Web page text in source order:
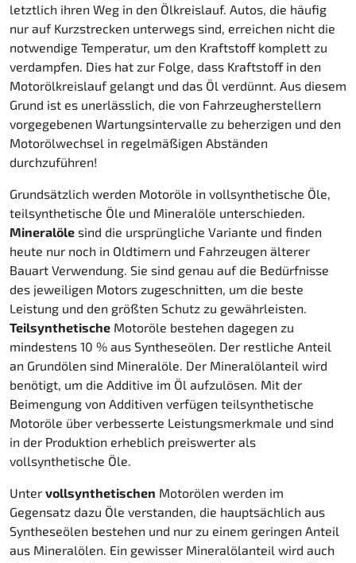
letztlich ihren Weg in den Ölkreislauf. Autos, die häufig
nur auf Kurzstrecken unterwegs sind, erreichen nicht die
notwendige Temperatur, um den Kraftstoff komplett zu
verdampfen. Dies hat zur Folge, dass Kraftstoff in den
Motorölkreislauf gelangt und das Öl verdünnt. Aus diesem
Grund ist es unerlässlich, die von Fahrzeugherstellern
vorgegebenen Wartungsintervalle zu beherzigen und den
Motorölwechsel in regelmäßigen Abständen
durchzuführen!
Grundsätzlich werden Motoröle in vollsynthetische Öle,
teilsynthetische Öle und Mineralöle unterschieden.
Mineralöle sind die ursprüngliche Variante und finden
heute nur noch in Oldtimern und Fahrzeugen älterer
Bauart Verwendung. Sie sind genau auf die Bedürfnisse
des jeweiligen Motors zugeschnitten, um die beste
Leistung und den größten Schutz zu gewährleisten.
Teilsynthetische Motoröle bestehen dagegen zu
mindestens 10 % aus Syntheseölen. Der restliche Anteil
an Grundölen sind Mineralöle. Der Mineralölanteil wird
benötigt, um die Additive im Öl aufzulösen. Mit der
Beimengung von Additiven verfügen teilsynthetische
Motoröle über verbesserte Leistungsmerkmale und sind
in der Produktion erheblich preiswerter als
vollsynthetische Öle.
Unter vollsynthetischen Motorölen werden im
Gegensatz dazu Öle verstanden, die hauptsächlich aus
Syntheseölen bestehen und nur zu einem geringen Anteil
aus Mineralölen. Ein gewisser Mineralölanteil wird auch